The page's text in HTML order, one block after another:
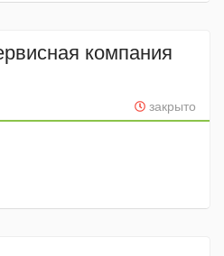
компания
закрыто